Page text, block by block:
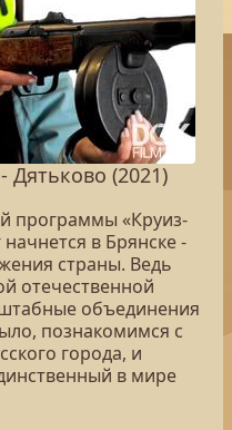
Дятьково (2021)
программы «Круиз-
в Брянске -
страны. Ведь
отечественной
объединения
познакомимся с
города, и
в мире